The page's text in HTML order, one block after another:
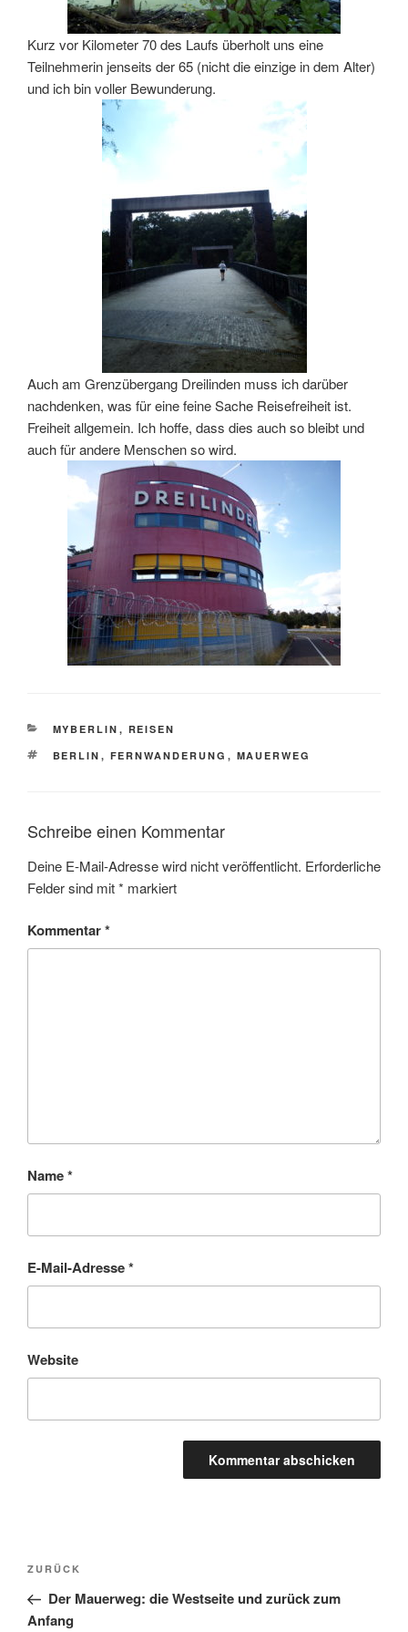
Kurz vor Kilometer 70 des Laufs überholt uns eine
Teilnehmerin jenseits der 65 (nicht die einzige in dem Alter)
und ich bin voller Bewunderung.
Auch am Grenzübergang Dreilinden muss ich darüber
nachdenken, was für eine feine Sache Reisefreiheit ist.
Freiheit allgemein. Ich hoffe, dass dies auch so bleibt und
auch für andere Menschen so wird.
KATEGORIEN
MYBERLIN , REISEN
SCHLAGWÖRTER
BERLIN , FERNWANDERUNG , MAUERWEG
Schreibe einen Kommentar
Deine E-Mail-Adresse wird nicht veröffentlicht. Erforderliche
Felder sind mit* markiert
Kommentar*
Name*
E-Mail-Adresse*
Website
Beitragsnavigation
Vorheriger
Beitrag
ZURÜCK
Der Mauerweg: die Westseite und zurück zum
Anfang